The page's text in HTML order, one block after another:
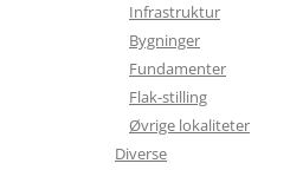
Infrastruktur
Bygninger
Fundamenter
Flak-stilling
Øvrige lokaliteter
Diverse